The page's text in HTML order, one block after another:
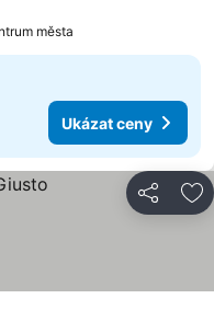
města
Ukázat ceny
Sdílet